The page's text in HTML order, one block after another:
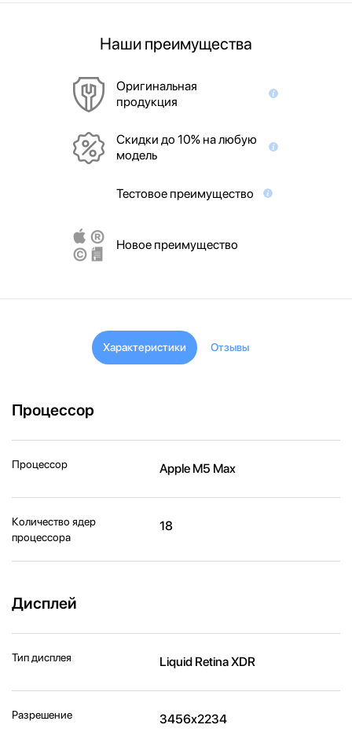
Наши преимущества
Оригинальная
продукция
Скидки до 10% на любую
модель
Тестовое преимущество
Новое преимущество
Характеристики Отзывы
Процессор
Процессор Apple M5 Max
Количество ядер
процессора
18
Дисплей
Тип дисплея Liquid Retina XDR
Разрешение 3456x2234